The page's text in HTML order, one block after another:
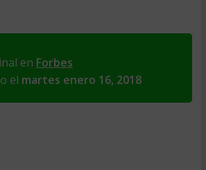
en Forbes
el martes enero 16, 2018